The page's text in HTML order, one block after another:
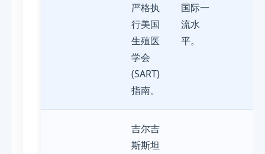
严格执
行美国
生殖医
学会
(SART)
指南。
国际一
流水
平。
吉尔吉
斯斯坦